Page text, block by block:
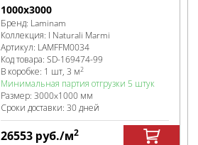
1000x3000
Бренд: Laminam
Коллекция: I Naturali Marmi
Артикул: LAMFFM0034
Код товара:SD-169474-99
В коробке: 1 шт, 3 м2
Минимальная партия отгрузки 5 штук
Размер:3000x1000 мм
Сроки доставки: 30 дней
26553 руб./м2